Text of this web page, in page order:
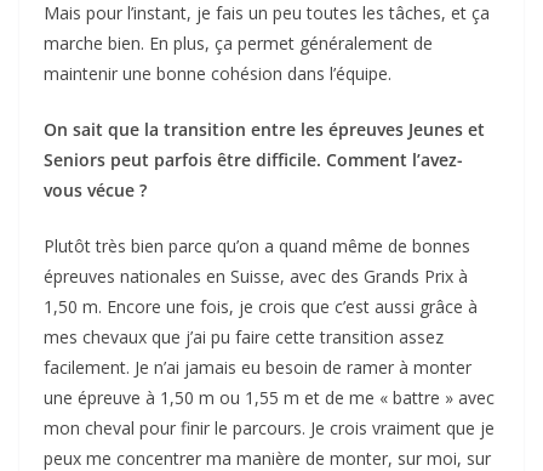
Mais pour l’instant, je fais un peu toutes les tâches, et ça
marche bien. En plus, ça permet généralement de
maintenir une bonne cohésion dans l’équipe.
On sait que la transition entre les épreuves Jeunes et
Seniors peut parfois être difficile. Comment l’avez-
vous vécue ?
Plutôt très bien parce qu’on a quand même de bonnes
épreuves nationales en Suisse, avec des Grands Prix à
1,50 m. Encore une fois, je crois que c’est aussi grâce à
mes chevaux que j’ai pu faire cette transition assez
facilement. Je n’ai jamais eu besoin de ramer à monter
une épreuve à 1,50 m ou 1,55 m et de me « battre » avec
mon cheval pour finir le parcours. Je crois vraiment que je
peux me concentrer ma manière de monter, sur moi, sur